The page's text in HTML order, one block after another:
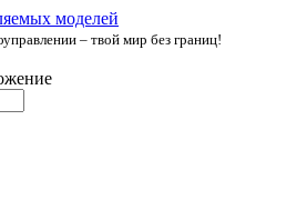
– твой мир без границ!